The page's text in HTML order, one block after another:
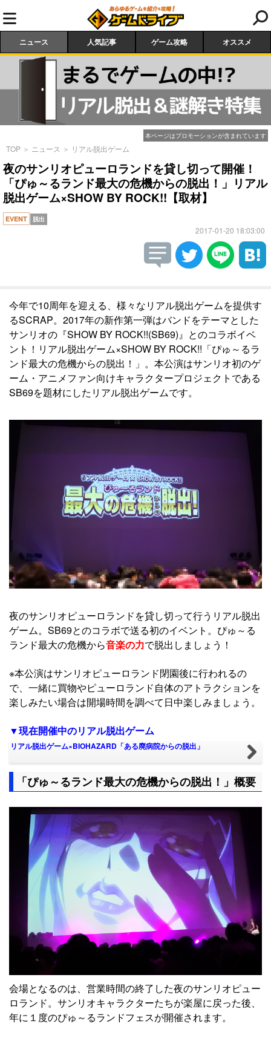
ニュース 人気記事 ゲーム攻略 オススメ
本ページはプロモーションが含まれています
TOP ＞ ニュース ＞ リアル脱出ゲーム
夜のサンリオピューロランドを貸し切って開催！
「ぴゅ～るランド最大の危機からの脱出！」リアル
脱出ゲーム×SHOW BY ROCK!!【取材】
EVENT 脱出
2017-01-20 18:03:00
今年で10周年を迎える、様々なリアル脱出ゲームを提供す
るSCRAP。2017年の新作第一弾はバンドをテーマとした
サンリオの『SHOW BY ROCK!!(SB69)』とのコラボイベ
ント！リアル脱出ゲーム×SHOW BY ROCK!!「ぴゅ～るラ
ンド最大の危機からの脱出！」。本公演はサンリオ初のゲ
ーム・アニメファン向けキャラクタープロジェクトである
SB69を題材にしたリアル脱出ゲームです。
夜のサンリオピューロランドを貸し切って行うリアル脱出
ゲーム。SB69とのコラボで送る初のイベント。ぴゅ～る
ランド最大の危機から音楽の力で脱出しましょう！
※本公演はサンリオピューロランド閉園後に行われるの
で、一緒に買物やピューロランド自体のアトラクションを
楽しみたい場合は開場時間を調べて日中楽しみましょう。
▼現在開催中のリアル脱出ゲーム
リアル脱出ゲーム×BIOHAZARD「ある廃病院からの脱出」
「ぴゅ～るランド最大の危機からの脱出！」概要
会場となるのは、営業時間の終了した夜のサンリオピュー
ロランド。サンリオキャラクターたちが楽屋に戻った後、
年に１度のぴゅ～るランドフェスが開催されます。